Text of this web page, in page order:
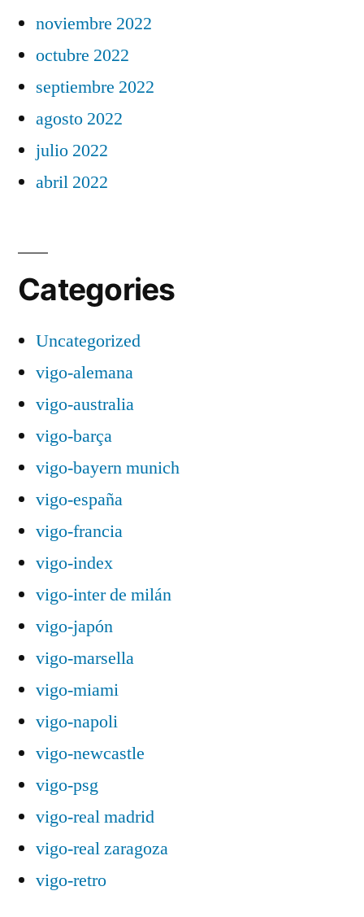
noviembre 2022
octubre 2022
septiembre 2022
agosto 2022
julio 2022
abril 2022
Categories
Uncategorized
vigo-alemana
vigo-australia
vigo-barça
vigo-bayern munich
vigo-españa
vigo-francia
vigo-index
vigo-inter de milán
vigo-japón
vigo-marsella
vigo-miami
vigo-napoli
vigo-newcastle
vigo-psg
vigo-real madrid
vigo-real zaragoza
vigo-retro